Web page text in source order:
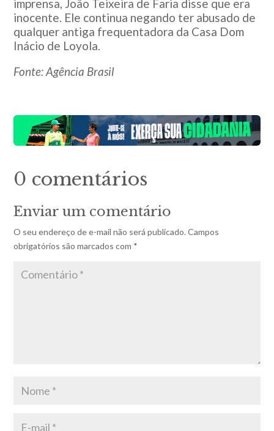
imprensa, João Teixeira de Faria disse que era
inocente. Ele continua negando ter abusado de
qualquer antiga frequentadora da Casa Dom
Inácio de Loyola.
Fonte: Agência Brasil
0 comentários
Enviar um comentário
O seu endereço de e-mail não será publicado. Campos
obrigatórios são marcados com *